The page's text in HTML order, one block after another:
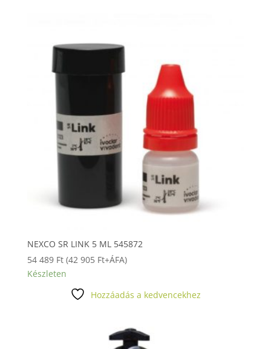
NEXCO SR LINK 5 ML 545872
54 489 Ft (42 905 Ft+ÁFA)
Készleten
Hozzáadás a kedvencekhez